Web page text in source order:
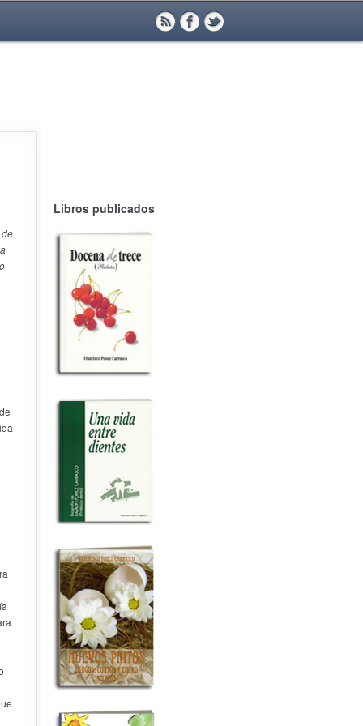
Libros publicados